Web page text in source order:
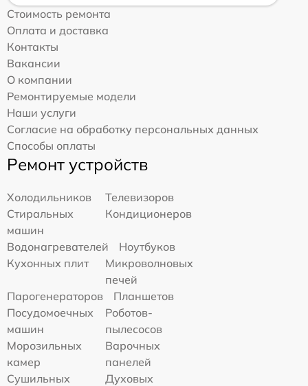
Стоимость ремонта
Оплата и доставка
Контакты
Вакансии
О компании
Ремонтируемые модели
Наши услуги
Согласие на обработку персональных данных
Способы оплаты
Ремонт устройств
Холодильников
Телевизоров
Стиральных
машин
Кондиционеров
Водонагревателей
Ноутбуков
Кухонных плит
Микроволновых
печей
Парогенераторов
Планшетов
Посудомоечных
машин
Роботов-
пылесосов
Морозильных
камер
Варочных
панелей
Сушильных
Духовых